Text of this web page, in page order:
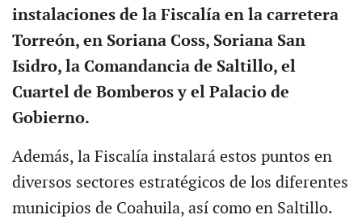
instalaciones de la Fiscalía en la carretera
Torreón, en Soriana Coss, Soriana San
Isidro, la Comandancia de Saltillo, el
Cuartel de Bomberos y el Palacio de
Gobierno.
Además, la Fiscalía instalará estos puntos en
diversos sectores estratégicos de los diferentes
municipios de Coahuila, así como en Saltillo.